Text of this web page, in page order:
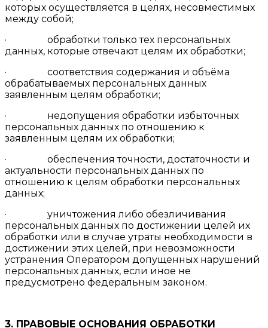
которых осуществляется в целях, несовместимых
между собой;
· обработки только тех персональных
данных, которые отвечают целям их обработки;
· соответствия содержания и объёма
обрабатываемых персональных данных
заявленным целям обработки;
· недопущения обработки избыточных
персональных данных по отношению к
заявленным целям их обработки;
· обеспечения точности, достаточности и
актуальности персональных данных по
отношению к целям обработки персональных
данных;
· уничтожения либо обезличивания
персональных данных по достижении целей их
обработки или в случае утраты необходимости в
достижении этих целей, при невозможности
устранения Оператором допущенных нарушений
персональных данных, если иное не
предусмотрено федеральным законом.
3. ПРАВОВЫЕ ОСНОВАНИЯ ОБРАБОТКИ